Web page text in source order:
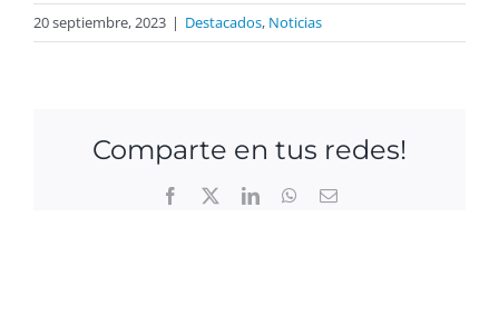
20 septiembre, 2023 | Destacados, Noticias
Comparte en tus redes!
Facebook LinkedInWhatsApp
Email